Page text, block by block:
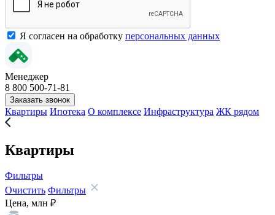
Я согласен на обработку персональных данных
Менеджер
8 800 500-71-81
Заказать звонок
Квартиры Ипотека О комплексе Инфраструктура ЖК рядом
Квартиры
Фильтры
Очистить Фильтры
Цена, млн ₽